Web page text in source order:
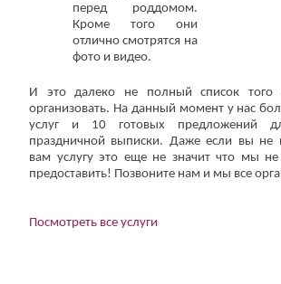
перед роддомом.
Кроме того они
отлично смотрятся на
фото и видео.
И это далеко не полный список
организовать. На данный момент у нас
услуг и 10 готовых предложений
праздничной выписки. Даже если вы не
вам услугу это еще не значит что мы
предоставить! Позвоните нам и мы все
Посмотреть все услуги